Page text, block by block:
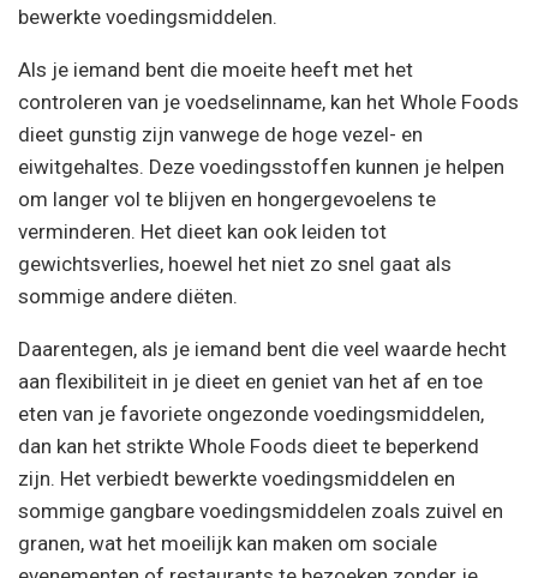
bewerkte voedingsmiddelen.
Als je iemand bent die moeite heeft met het
controleren van je voedselinname, kan het Whole Foods
dieet gunstig zijn vanwege de hoge vezel- en
eiwitgehaltes. Deze voedingsstoffen kunnen je helpen
om langer vol te blijven en hongergevoelens te
verminderen. Het dieet kan ook leiden tot
gewichtsverlies, hoewel het niet zo snel gaat als
sommige andere diëten.
Daarentegen, als je iemand bent die veel waarde hecht
aan flexibiliteit in je dieet en geniet van het af en toe
eten van je favoriete ongezonde voedingsmiddelen,
dan kan het strikte Whole Foods dieet te beperkend
zijn. Het verbiedt bewerkte voedingsmiddelen en
sommige gangbare voedingsmiddelen zoals zuivel en
granen, wat het moeilijk kan maken om sociale